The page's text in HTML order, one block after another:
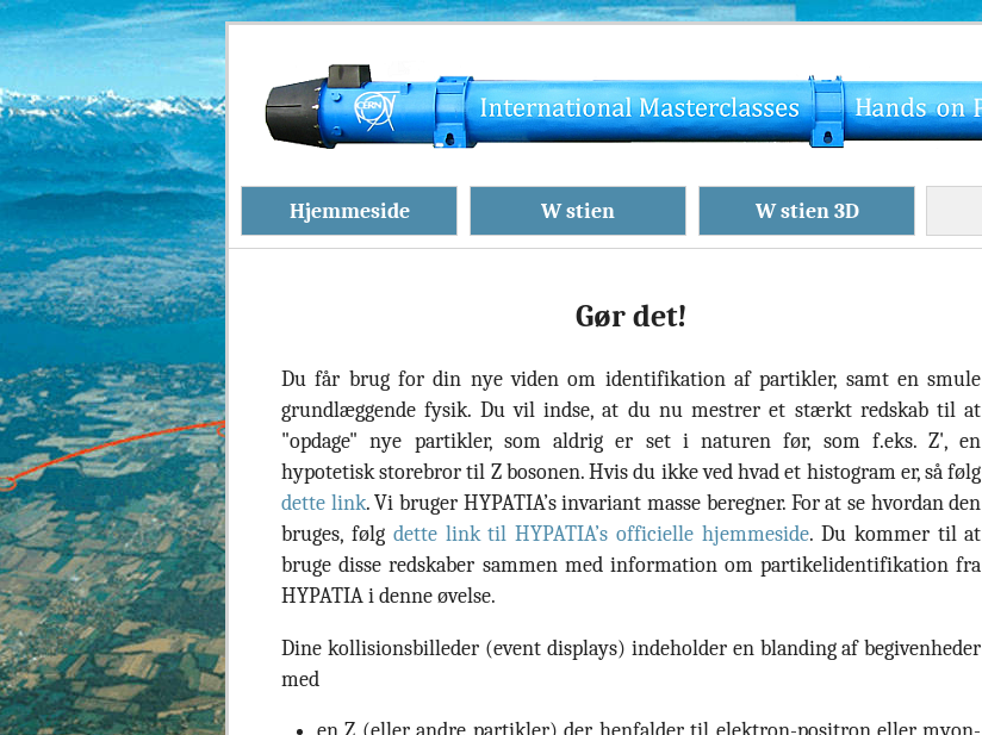
Hjemmeside W stien W stien 3D
Gør det!
Du får brug for din nye viden om identifikation af partikler, samt en smule
grundlæggende fysik. Du vil indse, at du nu mestrer et stærkt redskab til at
"opdage" nye partikler, som aldrig er set i naturen før, som f.eks. Z', en
hypotetisk storebror til Z bosonen. Hvis du ikke ved hvad et histogram er, så følg
dette link. Vi bruger HYPATIA’s invariant masse beregner. For at se hvordan den
bruges, følg dette link til HYPATIA’s officielle hjemmeside. Du kommer til at
bruge disse redskaber sammen med information om partikelidentifikation fra
HYPATIA i denne øvelse.
Dine kollisionsbilleder (event displays) indeholder en blanding af begivenheder
med